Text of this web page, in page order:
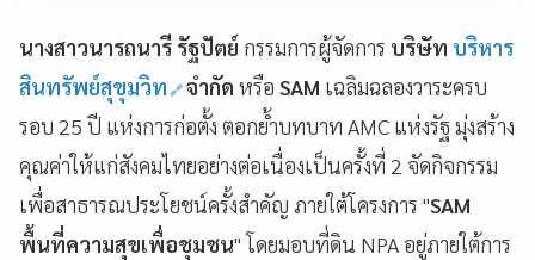
นางสาวนารถนารี รัฐปัตย์ กรรมการผู้จัดการ บริษัท บริหาร
สินทรัพย์สุขุมวิท จำกัด หรือ SAM เฉลิมฉลองวาระครบ
รอบ 25 ปี แห่งการก่อตั้ง ตอกย้ำบทบาท AMC แห่งรัฐ มุ่งสร้าง
คุณค่าให้แก่สังคมไทยอย่างต่อเนื่องเป็นครั้งที่ 2 จัดกิจกรรม
เพื่อสาธารณประโยชน์ครั้งสำคัญ ภายใต้โครงการ "SAM
พื้นที่ความสุขเพื่อชุมชน" โดยมอบที่ดิน NPA อยู่ภายใต้การ